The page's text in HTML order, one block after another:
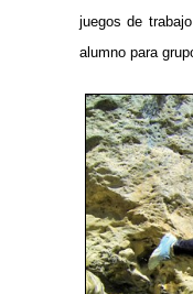
juegos de
alumno para